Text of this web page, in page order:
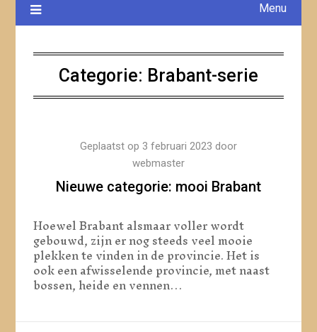
Menu
Categorie: Brabant-serie
Nieuwe categorie: mooi Brabant
Geplaatst op 3 februari 2023 door
webmaster
Hoewel Brabant alsmaar voller wordt
gebouwd, zijn er nog steeds veel mooie
plekken te vinden in de provincie. Het is
ook een afwisselende provincie, met naast
bossen, heide en vennen…